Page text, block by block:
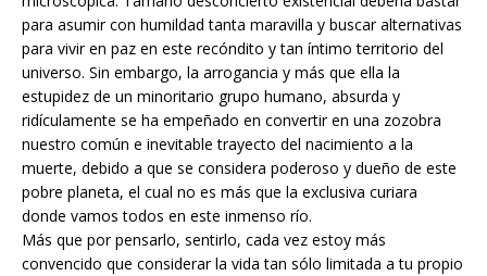
para asumir con humildad tanta maravilla y buscar alternativas
para vivir en paz en este recóndito y tan íntimo territorio del
universo. Sin embargo, la arrogancia y más que ella la
estupidez de un minoritario grupo humano, absurda y
ridículamente se ha empeñado en convertir en una zozobra
nuestro común e inevitable trayecto del nacimiento a la
muerte, debido a que se considera poderoso y dueño de este
pobre planeta, el cual no es más que la exclusiva curiara
donde vamos todos en este inmenso río.
Más que por pensarlo, sentirlo, cada vez estoy más
convencido que considerar la vida tan sólo limitada a tu propio